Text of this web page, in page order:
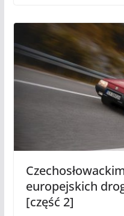
europejskich
[część 2]